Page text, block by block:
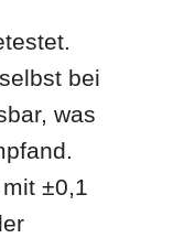
bei
was
±0,1